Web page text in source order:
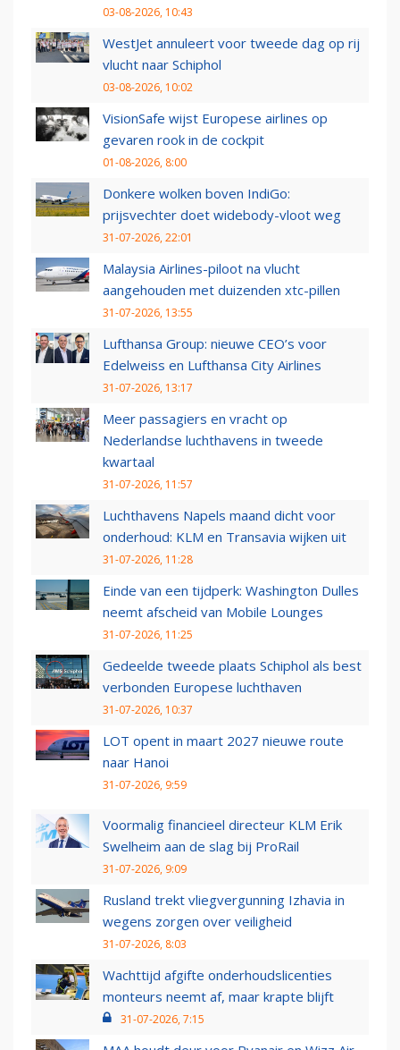
03-08-2026, 10:43
WestJet annuleert voor tweede dag op rij
vlucht naar Schiphol
03-08-2026, 10:02
VisionSafe wijst Europese airlines op
gevaren rook in de cockpit
01-08-2026, 8:00
Donkere wolken boven IndiGo:
prijsvechter doet widebody-vloot weg
31-07-2026, 22:01
Malaysia Airlines-piloot na vlucht
aangehouden met duizenden xtc-pillen
31-07-2026, 13:55
Lufthansa Group: nieuwe CEO’s voor
Edelweiss en Lufthansa City Airlines
31-07-2026, 13:17
Meer passagiers en vracht op
Nederlandse luchthavens in tweede
kwartaal
31-07-2026, 11:57
Luchthavens Napels maand dicht voor
onderhoud: KLM en Transavia wijken uit
31-07-2026, 11:28
Einde van een tijdperk: Washington Dulles
neemt afscheid van Mobile Lounges
31-07-2026, 11:25
Gedeelde tweede plaats Schiphol als best
verbonden Europese luchthaven
31-07-2026, 10:37
LOT opent in maart 2027 nieuwe route
naar Hanoi
31-07-2026, 9:59
Voormalig financieel directeur KLM Erik
Swelheim aan de slag bij ProRail
31-07-2026, 9:09
Rusland trekt vliegvergunning Izhavia in
wegens zorgen over veiligheid
31-07-2026, 8:03
Wachttijd afgifte onderhoudslicenties
monteurs neemt af, maar krapte blijft
31-07-2026, 7:15